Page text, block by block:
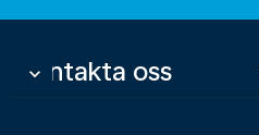
Kontakta oss
keyboard_arrow_down